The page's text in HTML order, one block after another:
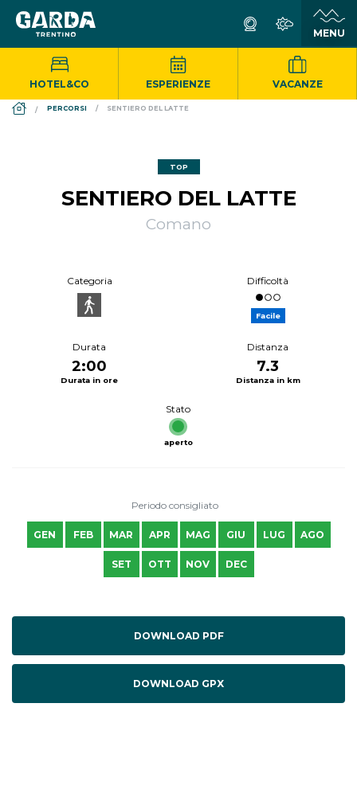
HOTEL&CO ESPERIENZE VACANZE
DS_BREADCRUMB.HOME
PERCORSI SENTIERO DEL LATTE
TOP
SENTIERO DEL LATTE
Comano
Categoria Difficoltà
Facile
Durata
2:00
Durata in ore
Distanza
7.3
Distanza in km
Stato
aperto
Periodo consigliato
GEN FEB MAR APR MAG GIU LUG AGO
SET OTT NOV DEC
DOWNLOAD PDF
DOWNLOAD GPX